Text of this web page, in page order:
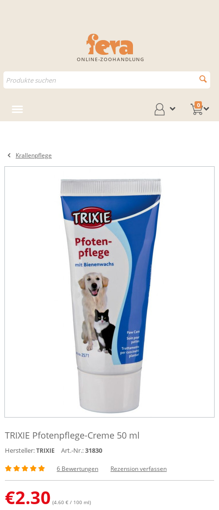
ONLINE-ZOOHANDLUNG
0
Krallenpflege
TRIXIE Pfotenpflege-Creme 50 ml
Hersteller:TRIXIE Art.-Nr.:31830
6 Bewertungen Rezension verfassen
€2.30 (4.60 € / 100 ml)